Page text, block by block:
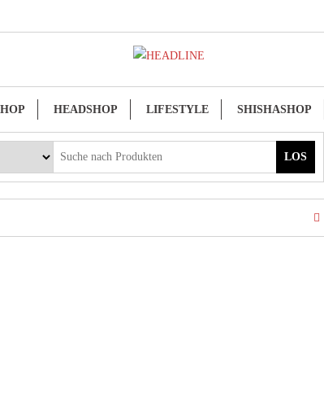
HEADSHOP LIFESTYLE SHISHASHOP
LOS